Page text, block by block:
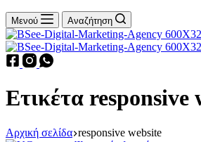
Μενού Αναζήτηση
Ετικέτα responsive
Αρχική σελίδα responsive website